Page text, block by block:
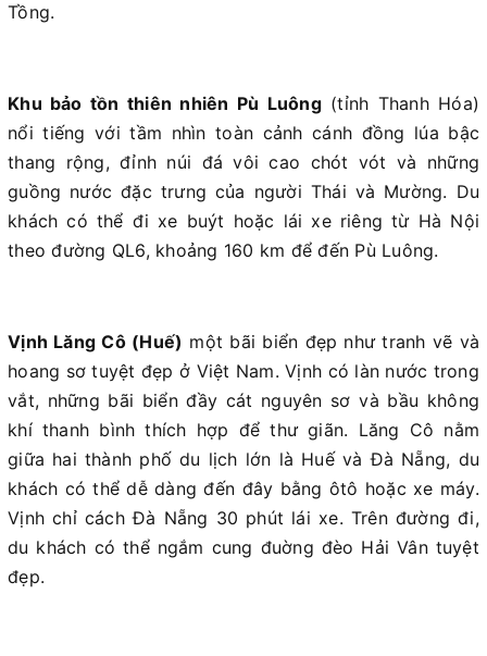
Tồng.
Khu bảo tồn thiên nhiên Pù Luông(tỉnh Thanh Hóa)
nổi tiếng với tầm nhìn toàn cảnh cánh đồng lúa bậc
thang rộng, đỉnh núi đá vôi cao chót vót và những
guồng nước đặc trưng của người Thái và Mường. Du
khách có thể đi xe buýt hoặc lái xe riêng từ Hà Nội
theo đường QL6, khoảng 160 km để đến Pù Luông.
Vịnh Lăng Cô (Huế) một bãi biển đẹp như tranh vẽ và
hoang sơ tuyệt đẹp ở Việt Nam. Vịnh có làn nước trong
vắt, những bãi biển đầy cát nguyên sơ và bầu không
khí thanh bình thích hợp để thư giãn. Lăng Cô nằm
giữa hai thành phố du lịch lớn là Huế và Đà Nẵng, du
khách có thể dễ dàng đến đây bằng ôtô hoặc xe máy.
Vịnh chỉ cách Đà Nẵng 30 phút lái xe. Trên đường đi,
du khách có thể ngắm cung đuờng đèo Hải Vân tuyệt
đẹp.